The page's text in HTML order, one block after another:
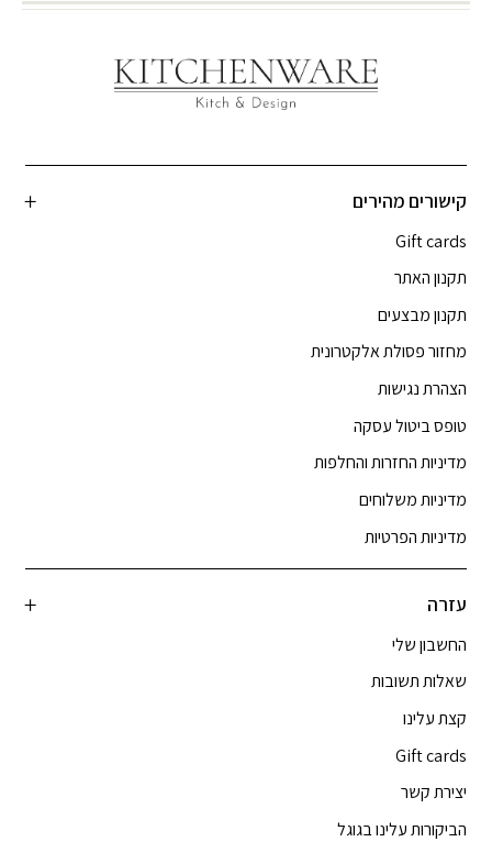
קישורים מהירים
Gift cards
תקנון האתר
תקנון מבצעים
מחזור פסולת אלקטרונית
הצהרת נגישות
טופס ביטול עסקה
מדיניות החזרות והחלפות
מדיניות משלוחים
מדיניות הפרטיות
עזרה
החשבון שלי
שאלות תשובות
קצת עלינו
Gift cards
יצירת קשר
הביקורות עלינו בגוגל